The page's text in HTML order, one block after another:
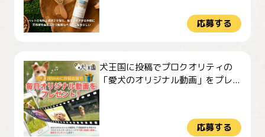
応募する
犬王国に投稿でプロクオリティの
「愛犬のオリジナル動画」をプレ...
応募する